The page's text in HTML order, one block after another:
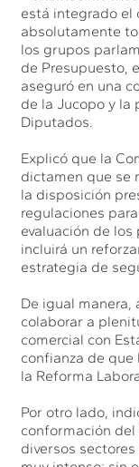
está integrado el
absolutamente
los grupos
de Presupuesto,
aseguró en una
de la Jucopo y la
Diputados.
Explicó que la
dictamen que se
la disposición
regulaciones
evaluación de los
incluirá un
estrategia de
De igual manera,
colaborar a
comercial con
confianza de que
la Reforma
Por otro lado,
conformación
diversos